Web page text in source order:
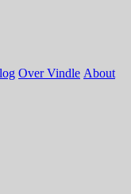
Over Vindle About